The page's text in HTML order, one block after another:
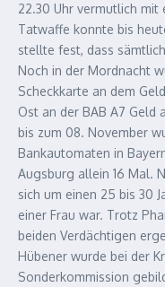
22.30 Uhr vermutlich
Tatwaffe konnte bis
stellte fest, dass
Noch in der Mordnacht
Scheckkarte an dem
Ost an der BAB A7
bis zum 08. November
Bankautomaten in
Augsburg allein 16 Mal.
sich um einen 25 bis 30
einer Frau war. Trotz
beiden Verdächtigen
Hübener wurde bei der
Sonderkommission